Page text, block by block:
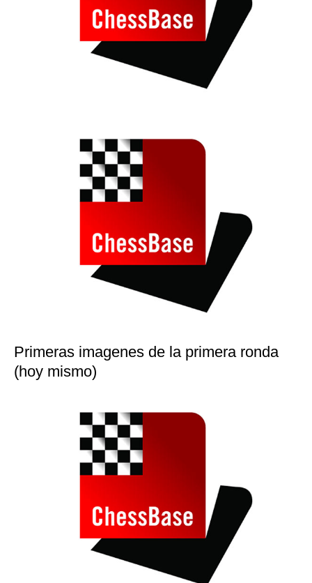
Primeras imagenes de la primera ronda
(hoy mismo)